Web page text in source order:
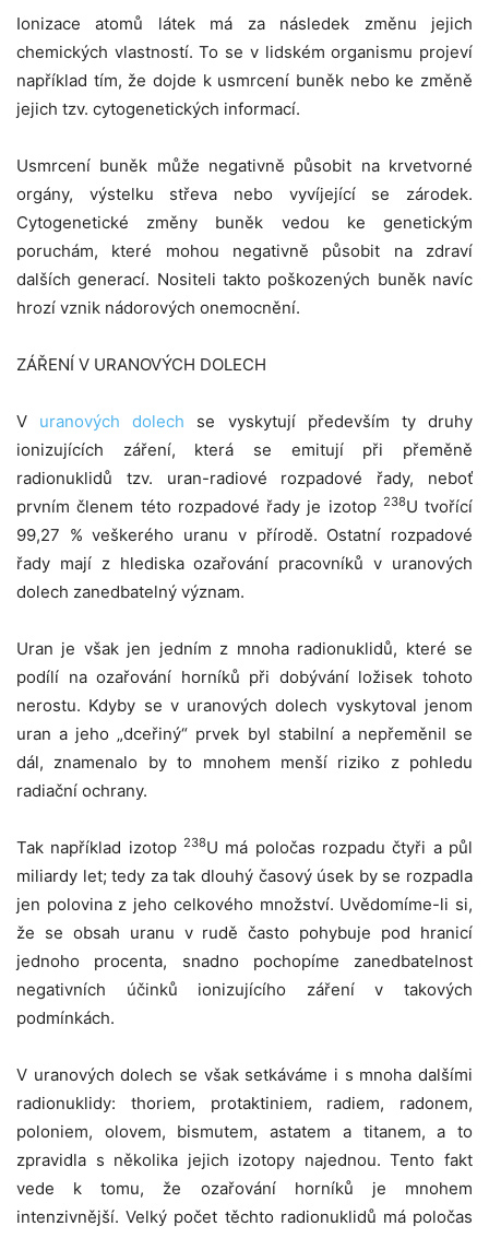
Ionizace atomů látek má za následek změnu jejich
chemických vlastností. To se v lidském organismu projeví
například tím, že dojde k usmrcení buněk nebo ke změně
jejich tzv. cytogenetických informací.
Usmrcení buněk může negativně působit na krvetvorné
orgány, výstelku střeva nebo vyvíjející se zárodek.
Cytogenetické změny buněk vedou ke genetickým
poruchám, které mohou negativně působit na zdraví
dalších generací. Nositeli takto poškozených buněk navíc
hrozí vznik nádorových onemocnění.
ZÁŘENÍ V URANOVÝCH DOLECH
V uranových dolech se vyskytují především ty druhy
ionizujících záření, která se emitují při přeměně
radionuklidů tzv. uran-radiové rozpadové řady, neboť
prvním členem této rozpadové řady je izotop 238U tvořící
99,27 % veškerého uranu v přírodě. Ostatní rozpadové
řady mají z hlediska ozařování pracovníků v uranových
dolech zanedbatelný význam.
Uran je však jen jedním z mnoha radionuklidů, které se
podílí na ozařování horníků při dobývání ložisek tohoto
nerostu. Kdyby se v uranových dolech vyskytoval jenom
uran a jeho „dceřiný“ prvek byl stabilní a nepřeměnil se
dál, znamenalo by to mnohem menší riziko z pohledu
radiační ochrany.
Tak například izotop 238U má poločas rozpadu čtyři a půl
miliardy let; tedy za tak dlouhý časový úsek by se rozpadla
jen polovina z jeho celkového množství. Uvědomíme-li si,
že se obsah uranu v rudě často pohybuje pod hranicí
jednoho procenta, snadno pochopíme zanedbatelnost
negativních účinků ionizujícího záření v takových
podmínkách.
V uranových dolech se však setkáváme i s mnoha dalšími
radionuklidy: thoriem, protaktiniem, radiem, radonem,
poloniem, olovem, bismutem, astatem a titanem, a to
zpravidla s několika jejich izotopy najednou. Tento fakt
vede k tomu, že ozařování horníků je mnohem
intenzivnější. Velký počet těchto radionuklidů má poločas